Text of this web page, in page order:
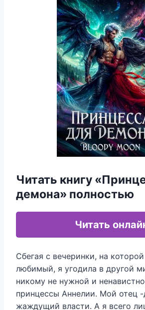
Читать книгу
демона» полностью
Читать
Сбегая с вечеринки, на
любимый, я угодила в другой
никому не нужной и
принцессы Аннелии. Мой отец -
жаждущий власти. А я всего